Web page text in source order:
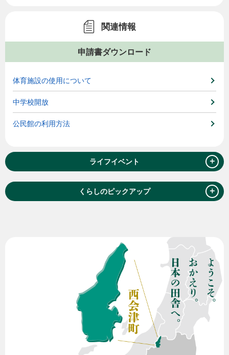
関連情報
申請書ダウンロード
体育施設の使用について
中学校開放
公民館の利用方法
ライフイベント ＋
くらしのピックアップ ＋